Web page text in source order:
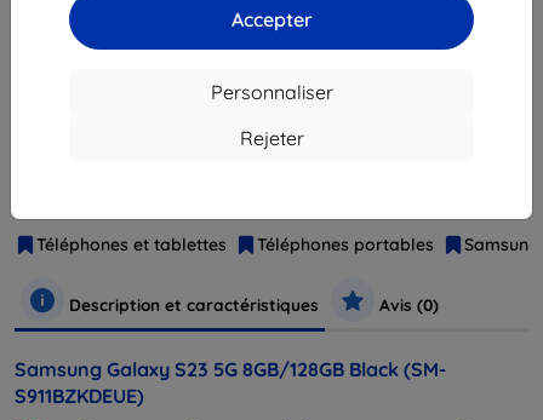
Accepter
Personnaliser
Rejeter
épuisé
Téléphones et tablettes
Téléphones portables Samsung
Description et caractéristiques Avis (0)
Samsung Galaxy S23 5G 8GB/128GB Black (SM-
S911BZKDEUE)